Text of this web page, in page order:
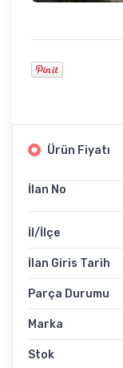
Ürün Fiyatı
İlan No
İl/İlçe
İlan Giris Tarih
Parça Durumu
Marka
Stok